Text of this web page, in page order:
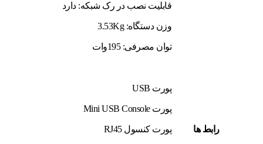
قابلیت نصب در رک شبکه: دارد
وزن دستگاه: 3.53Kg
توان مصرفی: 195وات
رابط ها
پورت USB
پورت Mini USB Console
پورت کنسول RJ45